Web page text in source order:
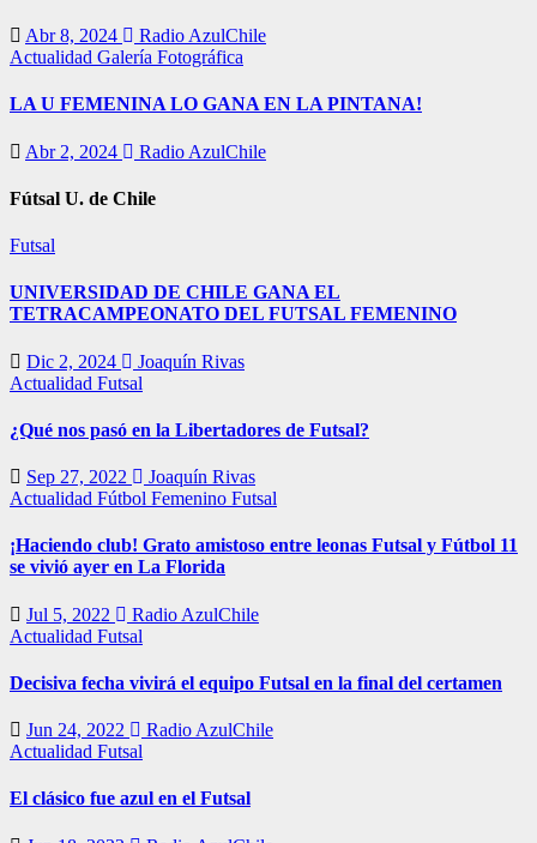
Abr 8, 2024
Radio AzulChile
Actualidad Galería Fotográfica
LA U FEMENINA LO GANA EN LA PINTANA!
Abr 2, 2024 Radio AzulChile
Fútsal U. de Chile
Futsal
UNIVERSIDAD DE CHILE GANA EL
TETRACAMPEONATO DEL FUTSAL FEMENINO
Dic 2, 2024
Joaquín Rivas
Actualidad Futsal
¿Qué nos pasó en la Libertadores de Futsal?
Sep 27, 2022
Joaquín Rivas
Actualidad Fútbol Femenino Futsal
¡Haciendo club! Grato amistoso entre leonas Futsal y Fútbol 11
se vivió ayer en La Florida
Jul 5, 2022
Radio AzulChile
Actualidad Futsal
Decisiva fecha vivirá el equipo Futsal en la final del certamen
Jun 24, 2022
Radio AzulChile
Actualidad Futsal
El clásico fue azul en el Futsal